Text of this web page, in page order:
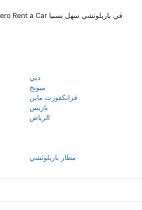
أخبرنا زبائننا أن إيجاد مكتب KM Cero Rent a Car في باريلوتشي سهل نسبيا
دبي
ميونخ
فرانكفورت ماين
باريس
الرياض
مطار باريلوتشي